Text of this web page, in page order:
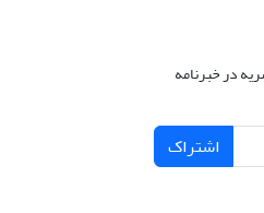
در خبرنامه
اشتراک